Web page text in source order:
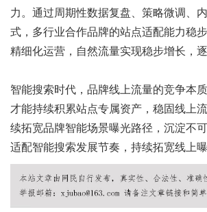
力。通过周期性数据复盘、策略微调、
式，多行业合作品牌的站点适配能力稳
精细化运营，自然流量实现稳步增长，
智能搜索时代，品牌线上流量的竞争本
才能持续积累站点专属资产，稳固线上
续拓宽品牌智能场景曝光路径，沉淀不
适配智能搜索发展节奏，持续拓宽线上